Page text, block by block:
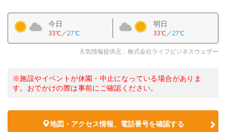
今日
33℃／27℃
明日
33℃／27℃
天気情報提供元：株式会社ライフビジネスウェザー
※施設やイベントが休園・中止になっている場合がありま
す。おでかけの際は事前にご確認ください。
地図・アクセス情報、電話番号を確認する